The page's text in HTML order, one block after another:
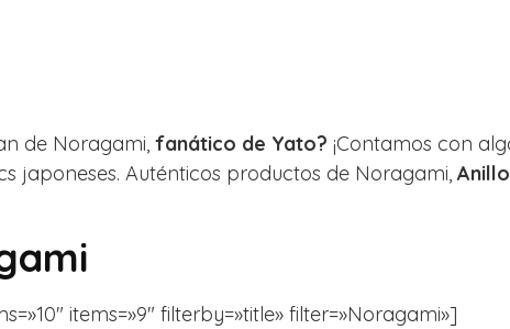
de Noragami, fanático de Yato? ¡Contamos con
japoneses. Auténticos productos de Noragami,
items=»9″ filterby=»title» filter=»Noragami»]